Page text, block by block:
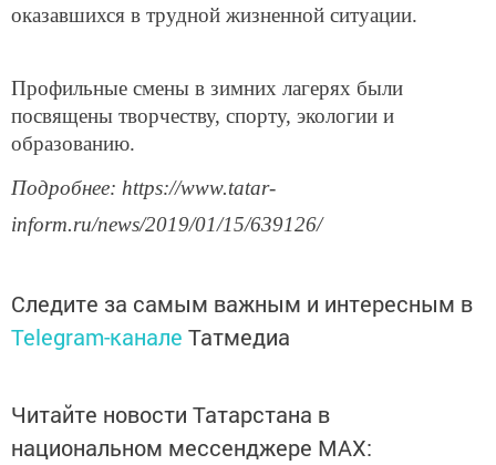
оказавшихся в трудной жизненной ситуации.
Профильные смены в зимних лагерях были
посвящены творчеству, спорту, экологии и
образованию.
Подробнее: https://www.tatar-
inform.ru/news/2019/01/15/639126/
Следите за самым важным и интересным в
Telegram-канале Татмедиа
Читайте новости Татарстана в
национальном мессенджере MАХ: